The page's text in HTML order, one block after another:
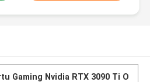
Gaming Nvidia RTX 3090 Ti O